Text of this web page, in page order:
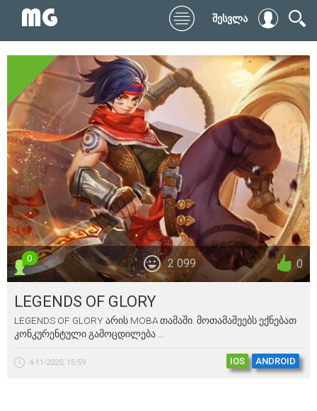
შესვლა
0
2 099
0
LEGENDS OF GLORY
LEGENDS OF GLORY არის MOBA თამაში. მოთამაშეებს ექნებათ
კონკურენტული გამოცდილება ...
4-11-2020, 15:59 IOS ANDROID